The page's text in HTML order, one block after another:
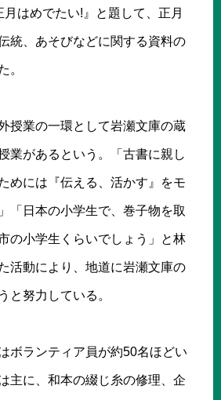
はめでたい!』と題して、正月
統、あそびなどに関する資料の
。
授業の一環として岩瀬文庫の蔵
業があるという。「古書に親し
めには『伝える、活かす』をモ
「日本の小学生で、巻子物を取
の小学生くらいでしょう」と林
活動により、地道に岩瀬文庫の
と努力している。
ボランティア員が約50名ほどい
主に、和本の綴じ糸の修理、企